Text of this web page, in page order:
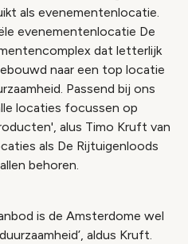
als evenementenlocatie.
evenementenlocatie De
dat letterlijk
naar een top locatie
Passend bij ons
locaties focussen op
alus Timo Kruft van
als De Rijtuigenloods
behoren.
is de Amsterdome wel
aldus Kruft.